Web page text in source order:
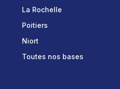
La Rochelle
Poitiers
Niort
Toutes nos bases